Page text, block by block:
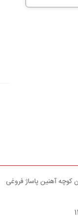
کوچه آهنین پاساژ فروغی